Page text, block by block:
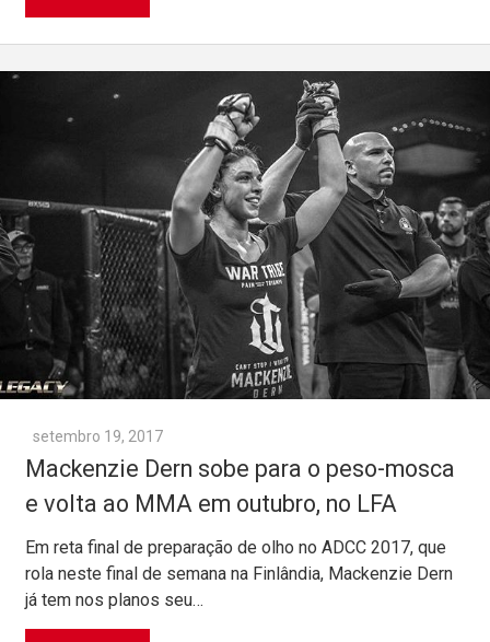
setembro 19, 2017
Mackenzie Dern sobe para o peso-mosca
e volta ao MMA em outubro, no LFA
Em reta final de preparação de olho no ADCC 2017, que
rola neste final de semana na Finlândia, Mackenzie Dern
já tem nos planos seu…